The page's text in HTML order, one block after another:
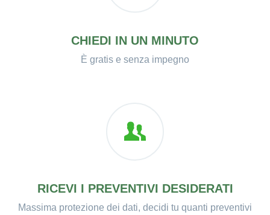
CHIEDI IN UN MINUTO
È gratis e senza impegno
RICEVI I PREVENTIVI DESIDERATI
Massima protezione dei dati, decidi tu quanti preventivi